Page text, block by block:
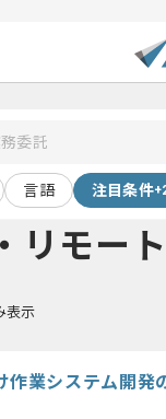
言語 注目条件
リモー
表示
作業システム開発